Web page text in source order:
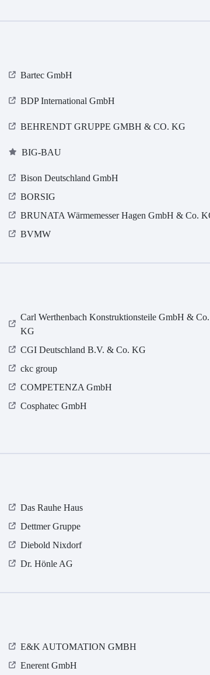
Bartec GmbH
BDP International GmbH
BEHRENDT GRUPPE GMBH & CO. KG
BIG-BAU
Bison Deutschland GmbH
BORSIG
BRUNATA Wärmemesser Hagen GmbH & Co.
BVMW
Carl Werthenbach Konstruktionsteile GmbH & Co.
KG
CGI Deutschland B.V. & Co. KG
ckc group
COMPETENZA GmbH
Cosphatec GmbH
Das Rauhe Haus
Dettmer Gruppe
Diebold Nixdorf
Dr. Hönle AG
E&K AUTOMATION GMBH
Enerent GmbH